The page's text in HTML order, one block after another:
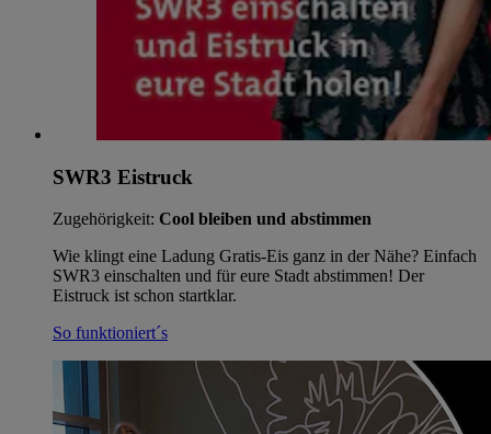
SWR3 Eistruck
Zugehörigkeit: Cool bleiben und abstimmen
Wie klingt eine Ladung Gratis-Eis ganz in der Nähe? Einfach
SWR3 einschalten und für eure Stadt abstimmen! Der
Eistruck ist schon startklar.
So funktioniert´s